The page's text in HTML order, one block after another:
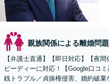
親族関係による離婚問題
【弁護士直通】【即日対応】【夜
ピーディーに対応！【Google口コ
銭トラブル／貞操権侵害、婚約破